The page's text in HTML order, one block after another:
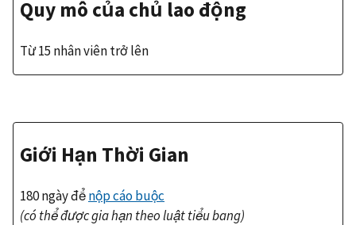
Quy mô của chủ lao động
Từ 15 nhân viên trở lên
Giới Hạn Thời Gian
180 ngày đểnộp cáo buộc
(có thể được gia hạn theo luật tiểu bang)